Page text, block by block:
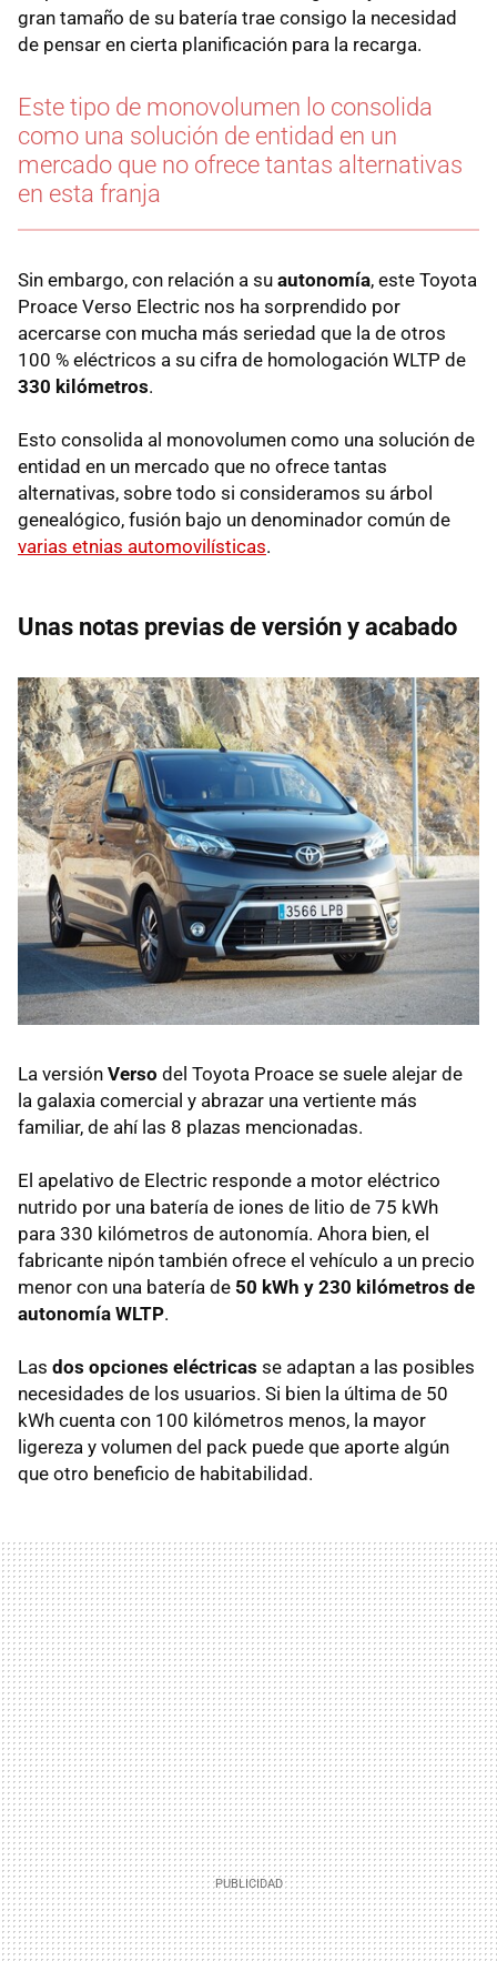
gran tamaño de su batería trae consigo la necesidad
de pensar en cierta planificación para la recarga.
Este tipo de monovolumen lo consolida
como una solución de entidad en un
mercado que no ofrece tantas alternativas
en esta franja
Sin embargo, con relación a su autonomía, este Toyota
Proace Verso Electric nos ha sorprendido por
acercarse con mucha más seriedad que la de otros
100 % eléctricos a su cifra de homologación WLTP de
330 kilómetros.
Esto consolida al monovolumen como una solución de
entidad en un mercado que no ofrece tantas
alternativas, sobre todo si consideramos su árbol
genealógico, fusión bajo un denominador común de
varias etnias automovilísticas.
Unas notas previas de versión y acabado
La versión Verso del Toyota Proace se suele alejar de
la galaxia comercial y abrazar una vertiente más
familiar, de ahí las 8 plazas mencionadas.
El apelativo de Electric responde a motor eléctrico
nutrido por una batería de iones de litio de 75 kWh
para 330 kilómetros de autonomía. Ahora bien, el
fabricante nipón también ofrece el vehículo a un precio
menor con una batería de 50 kWh y 230 kilómetros de
autonomía WLTP.
Las dos opciones eléctricas se adaptan a las posibles
necesidades de los usuarios. Si bien la última de 50
kWh cuenta con 100 kilómetros menos, la mayor
ligereza y volumen del pack puede que aporte algún
que otro beneficio de habitabilidad.